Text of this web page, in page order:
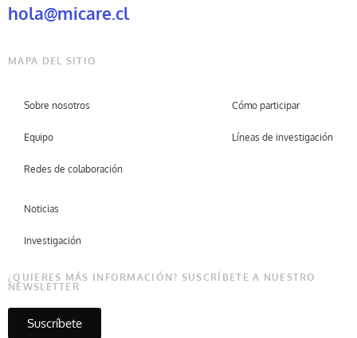
hola@micare.cl
MAPA DEL SITIO
Sobre nosotros
Equipo
Redes de colaboración
Cómo participar
Líneas de investigación
Noticias
Investigación
¿QUIERES MÁS INFORMACIÓN? SUSCRÍBETE A NUESTRO
NEWSLETTER
Suscríbete